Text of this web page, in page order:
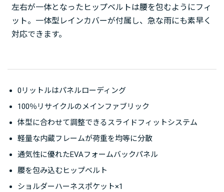
左右が一体となったヒップベルトは腰を包むようにフィ
ット。一体型レインカバーが付属し、急な雨にも素早く
対応できます。
0リットルはパネルローディング
100％リサイクルのメインファブリック
体型に合わせて調整できるスライドフィットシステム
軽量な内蔵フレームが荷重を均等に分散
通気性に優れたEVAフォームバックパネル
腰を包み込むヒップベルト
ショルダーハーネスポケット×1